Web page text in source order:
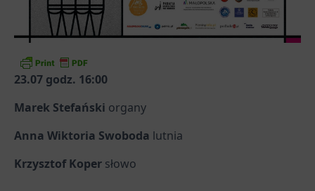
23.07 godz. 16:00
Marek Stefański organy
Anna Wiktoria Swoboda lutnia
Krzysztof Koper słowo